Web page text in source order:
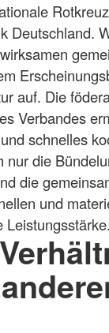
Deutschland.
auf. Die
Verbandes
schnelles
nur die
die
und
Leistungsstärke.